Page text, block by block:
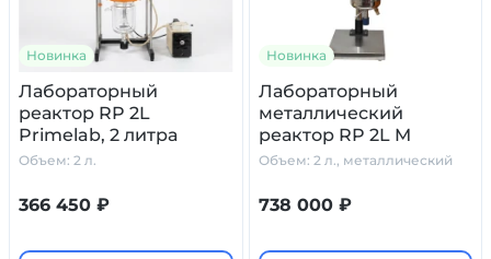
Новинка
Лабораторный
реактор RP 2L
Primelab, 2 литра
Объем: 2 л.
366 450 ₽
Новинка
Лабораторный
металлический
реактор RP 2L M
Primelab, 2 литра
Объем: 2 л., металлический
738 000 ₽